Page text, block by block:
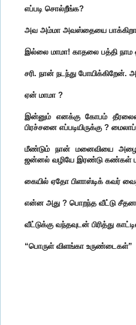
எப்படி சொல்றீங்க?
அவ அம்மா அவஸ்தையை
இல்லை மாமா! காதலை பத்தி
சரி. நான் நடந்து
ஏன் மாமா ?
இன்னும் எனக்கு கோபம்
பிரச்சனை எப்படியிருக்கு ?
மீண்டும் நான் மனைவியை
ஜன்னல் வழியே இரண்டு கண்கள்
கையில் ஏதோ பிளாஸ்டிக் கவர்
என்ன அது ? பொறந்த வீட்டு
வீட்டுக்கு வந்தவுடன் பிரித்து
“பொருள் விளங்கா உருண்டைகள்”